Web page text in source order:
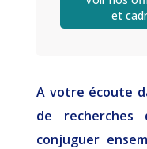
et
A votre écoute
de
conjuguer